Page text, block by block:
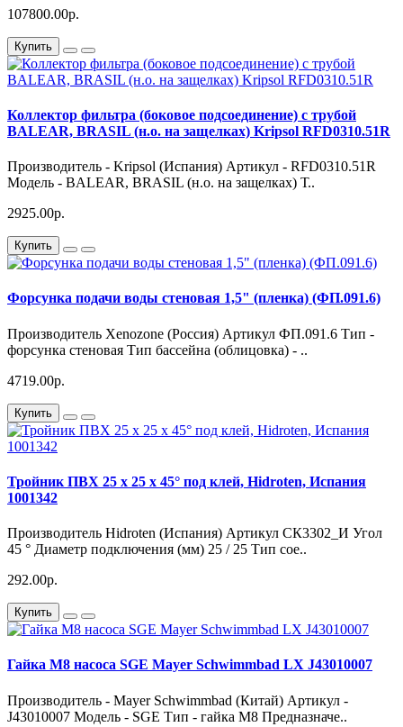
107800.00р.
Купить
Коллектор фильтра (боковое подсоединение) с трубой
BALEAR, BRASIL (н.о. на защелках) Kripsol RFD0310.51R
Производитель - Kripsol (Испания) Артикул - RFD0310.51R
Модель - BALEAR, BRASIL (н.о. на защелках) Т..
2925.00р.
Купить
Форсунка подачи воды стеновая 1,5" (пленка) (ФП.091.6)
Производитель Xenozone (Россия) Артикул ФП.091.6 Тип -
форсунка стеновая Тип бассейна (облицовка) - ..
4719.00р.
Купить
Тройник ПВХ 25 х 25 х 45° под клей, Hidroten, Испания
1001342
Производитель Hidroten (Испания) Артикул СК3302_И Угол
45 ° Диаметр подключения (мм) 25 / 25 Тип сое..
292.00р.
Купить
Гайка М8 насоса SGE Mayer Schwimmbad LX J43010007
Производитель - Mayer Schwimmbad (Китай) Артикул -
J43010007 Модель - SGE Тип - гайка М8 Предназначе..